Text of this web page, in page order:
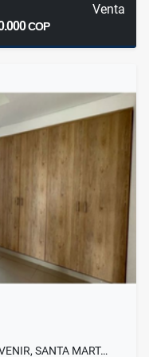
Venta
COP
SANTA MART…